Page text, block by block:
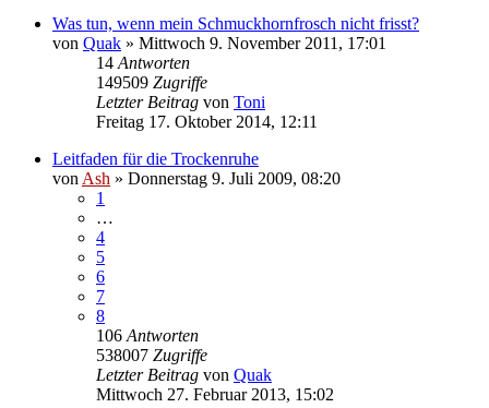
Was tun, wenn mein Schmuckhornfrosch nicht frisst?
von Quak » Mittwoch 9. November 2011, 17:01
14 Antworten
149509 Zugriffe
Letzter Beitrag von Toni
Freitag 17. Oktober 2014, 12:11
Leitfaden für die Trockenruhe
von Ash » Donnerstag 9. Juli 2009, 08:20
1
…
4
5
6
7
8
106 Antworten
538007 Zugriffe
Letzter Beitrag von Quak
Mittwoch 27. Februar 2013, 15:02